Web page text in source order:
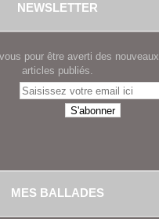
NEWSLETTER
pour être averti des nouveaux
articles publiés.
MES BALLADES